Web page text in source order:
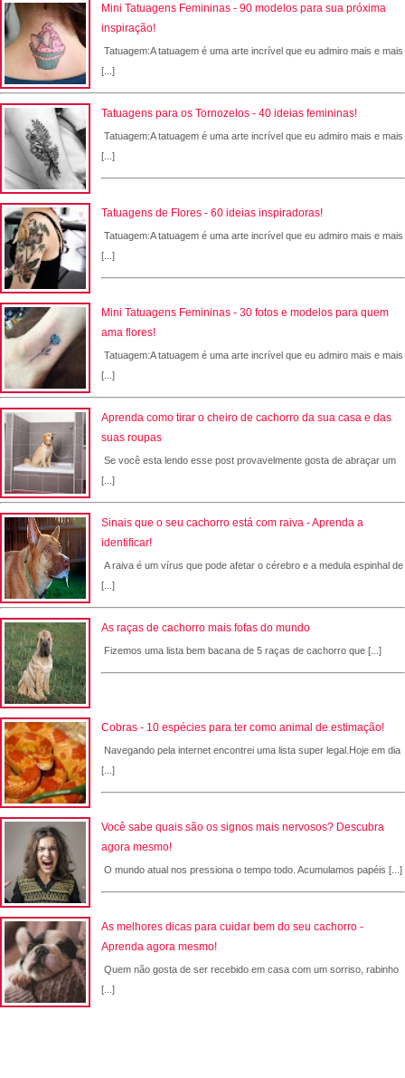
Mini Tatuagens Femininas - 90 modelos para sua próxima
inspiração!
Tatuagem:A tatuagem é uma arte incrível que eu admiro mais e mais
[...]
Tatuagens para os Tornozelos - 40 ideias femininas!
Tatuagem:A tatuagem é uma arte incrível que eu admiro mais e mais
[...]
Tatuagens de Flores - 60 ideias inspiradoras!
Tatuagem:A tatuagem é uma arte incrível que eu admiro mais e mais
[...]
Mini Tatuagens Femininas - 30 fotos e modelos para quem
ama flores!
Tatuagem:A tatuagem é uma arte incrível que eu admiro mais e mais
[...]
Aprenda como tirar o cheiro de cachorro da sua casa e das
suas roupas
Se você esta lendo esse post provavelmente gosta de abraçar um
[...]
Sinais que o seu cachorro está com raiva - Aprenda a
identificar!
A raiva é um vírus que pode afetar o cérebro e a medula espinhal de
[...]
As raças de cachorro mais fofas do mundo
Fizemos uma lista bem bacana de 5 raças de cachorro que [...]
Cobras - 10 espécies para ter como animal de estimação!
Navegando pela internet encontrei uma lista super legal.Hoje em dia
[...]
Você sabe quais são os signos mais nervosos? Descubra
agora mesmo!
O mundo atual nos pressiona o tempo todo. Acumulamos papéis [...]
As melhores dicas para cuidar bem do seu cachorro -
Aprenda agora mesmo!
Quem não gosta de ser recebido em casa com um sorriso, rabinho
[...]